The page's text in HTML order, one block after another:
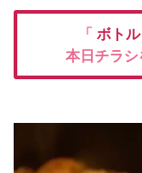
「 ボト
本日チラシ